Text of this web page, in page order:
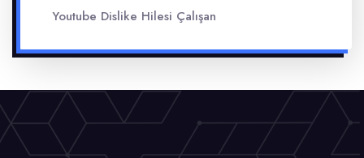
Youtube Dislike Hilesi Çalışan